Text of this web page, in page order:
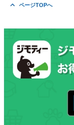
ページTOPへ